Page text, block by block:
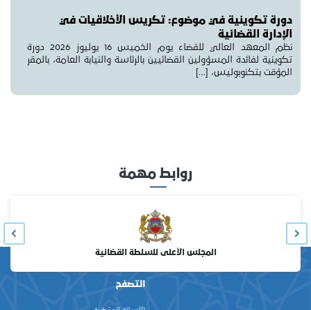
دورة تكوينية في موضوع: تكريس الأخلاقيات في
الإدارة القضائية
نظم المعهد العالي للقضاء يوم الخميس 16 يوليوز 2026 دورة
تكوينية لفائدة المسؤولين القضائيين بالرئاسة والنيابة العامة، بالمقر
المؤقت بتكنوبوليس، […]
روابط مهمة
المجلس الأعلى للسلطة القضائية
التصفح